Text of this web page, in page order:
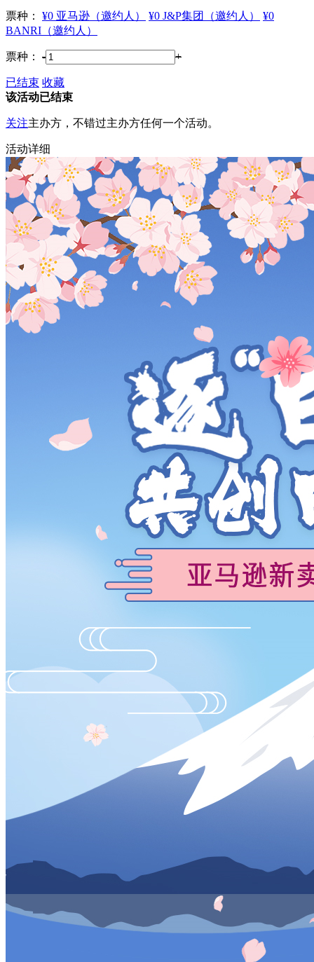
票种： ¥0 亚马逊（邀约人） ¥0 J&P集团（邀约人）
¥0
BANRI（邀约人）
票种： - +
已结束 收藏
该活动已结束
关注主办方，不错过主办方任何一个活动。
活动详细